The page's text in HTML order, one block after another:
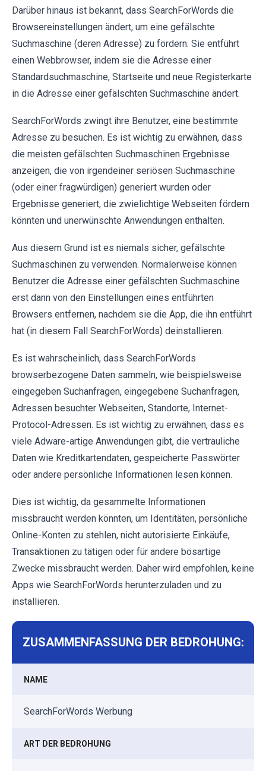
Darüber hinaus ist bekannt, dass SearchForWords die
Browsereinstellungen ändert, um eine gefälschte
Suchmaschine (deren Adresse) zu fördern. Sie entführt
einen Webbrowser, indem sie die Adresse einer
Standardsuchmaschine, Startseite und neue Registerkarte
in die Adresse einer gefälschten Suchmaschine ändert.
SearchForWords zwingt ihre Benutzer, eine bestimmte
Adresse zu besuchen. Es ist wichtig zu erwähnen, dass
die meisten gefälschten Suchmaschinen Ergebnisse
anzeigen, die von irgendeiner seriösen Suchmaschine
(oder einer fragwürdigen) generiert wurden oder
Ergebnisse generiert, die zwielichtige Webseiten fördern
könnten und unerwünschte Anwendungen enthalten.
Aus diesem Grund ist es niemals sicher, gefälschte
Suchmaschinen zu verwenden. Normalerweise können
Benutzer die Adresse einer gefälschten Suchmaschine
erst dann von den Einstellungen eines entführten
Browsers entfernen, nachdem sie die App, die ihn entführt
hat (in diesem Fall SearchForWords) deinstallieren.
Es ist wahrscheinlich, dass SearchForWords
browserbezogene Daten sammeln, wie beispielsweise
eingegeben Suchanfragen, eingegebene Suchanfragen,
Adressen besuchter Webseiten, Standorte, Internet-
Protocol-Adressen. Es ist wichtig zu erwähnen, dass es
viele Adware-artige Anwendungen gibt, die vertrauliche
Daten wie Kreditkartendaten, gespeicherte Passwörter
oder andere persönliche Informationen lesen können.
Dies ist wichtig, da gesammelte Informationen
missbraucht werden könnten, um Identitäten, persönliche
Online-Konten zu stehlen, nicht autorisierte Einkäufe,
Transaktionen zu tätigen oder für andere bösartige
Zwecke missbraucht werden. Daher wird empfohlen, keine
Apps wie SearchForWords herunterzuladen und zu
installieren.
ZUSAMMENFASSUNG DER BEDROHUNG:
NAME
SearchForWords Werbung
ART DER BEDROHUNG